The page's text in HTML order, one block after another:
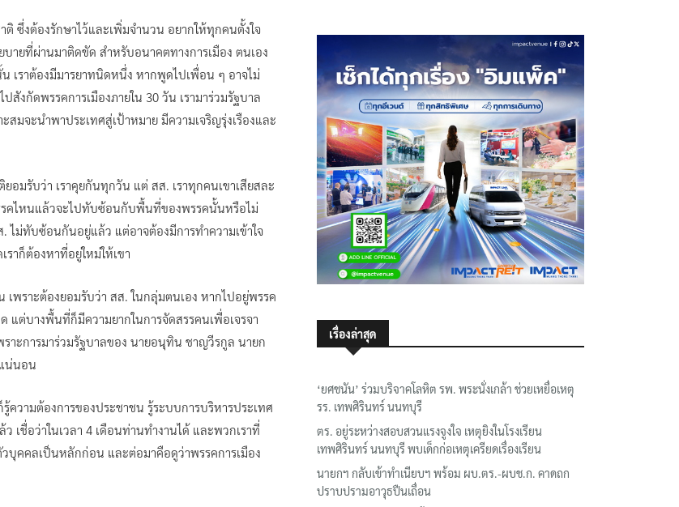
ซึ่งต้องรักษาไว้และเพิ่มจำนวน อยากให้ทุกคนตั้งใจ
ยที่ผ่านมาติดขัด สำหรับอนาคตทางการเมือง ตนเอง
เราต้องมีมารยาทนิดหนึ่ง หากพูดไปเพื่อน ๆ อาจไม่
สังกัดพรรคการเมืองภายใน 30 วัน เรามาร่วมรัฐบาล
สมจะนำพาประเทศสู่เป้าหมาย มีความเจริญรุ่งเรืองและ
อมรับว่า เราคุยกันทุกวัน แต่ สส. เราทุกคนเขาเสียสละ
รคไหนแล้วจะไปทับซ้อนกับพื้นที่ของพรรคนั้นหรือไม่
ไม่ทับซ้อนกันอยู่แล้ว แต่อาจต้องมีการทำความเข้าใจ
าก็ต้องหาที่อยู่ใหม่ให้เขา
พราะต้องยอมรับว่า สส. ในกลุ่มตนเอง หากไปอยู่พรรค
แต่บางพื้นที่ก็มีความยากในการจัดสรรคนเพื่อเจรจา
าะการมาร่วมรัฐบาลของ นายอนุทิน ชาญวีรกูล นายก
น่นอน
วามต้องการของประชาชน รู้ระบบการบริหารประเทศ
เชื่อว่าในเวลา 4 เดือนท่านทำงานได้ และพวกเราที่
บุคคลเป็นหลักก่อน และต่อมาคือดูว่าพรรคการเมือง
เรื่องล่าสุด
‘ยศชนัน’ ร่วมบริจาคโลหิต รพ. พระนั่งเกล้า ช่วยเหยื่อเหตุ
รร. เทพศิรินทร์ นนทบุรี
ตร. อยู่ระหว่างสอบสวนแรงจูงใจ เหตุยิงในโรงเรียน
เทพศิรินทร์ นนทบุรี พบเด็กก่อเหตุเครียดเรื่องเรียน
นายกฯ กลับเข้าทำเนียบฯ พร้อม ผบ.ตร.-ผบช.ก. คาดถก
ปราบปรามอาวุธปืนเถื่อน